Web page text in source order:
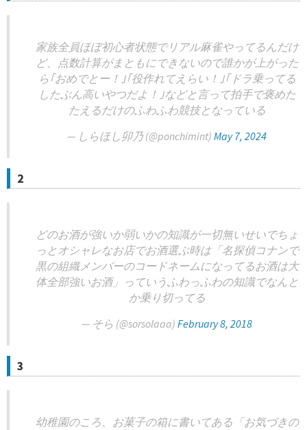
家族全員ほぼ初心者状態でリアル麻雀やってるんだけ
ど、点数計算がまともにできないので誰かが上がった
ら｢おめでとー！｣｢役作れてえらい！｣｢ドラ乗ってる
したぶん高いやつだよ！｣などと言って拍手で褒めた
たえるだけのふわふわ競技となっている
— しらほし卯乃 (@ponchimint) May 7, 2024
2
どのお酒が強いか弱いかの知識が一切無いせいでちょ
っとオシャレなお店でお酒選ぶ時は「名探偵コナンで
黒の組織メンバーのコードネームになってるお酒は大
体全部強いお酒」っていうふわっふわの知識でなんと
か乗り切ってる
— そら (@sorsolaaa) February 8, 2018
3
幼稚園のころ、お菓子の箱に書いてある「お気づきの